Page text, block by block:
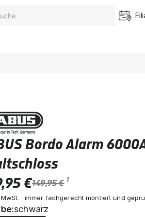
Bordo Alarm
€149,95 € 1
· immer fachgerecht montiert und
schwarz